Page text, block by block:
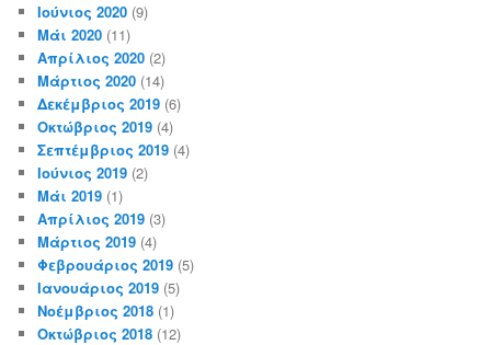
Ιούνιος 2020 (9)
Μάι 2020 (11)
Απρίλιος 2020 (2)
Μάρτιος 2020 (14)
Δεκέμβριος 2019 (6)
Οκτώβριος 2019 (4)
Σεπτέμβριος 2019 (4)
Ιούνιος 2019 (2)
Μάι 2019 (1)
Απρίλιος 2019 (3)
Μάρτιος 2019 (4)
Φεβρουάριος 2019 (5)
Ιανουάριος 2019 (5)
Νοέμβριος 2018 (1)
Οκτώβριος 2018 (12)